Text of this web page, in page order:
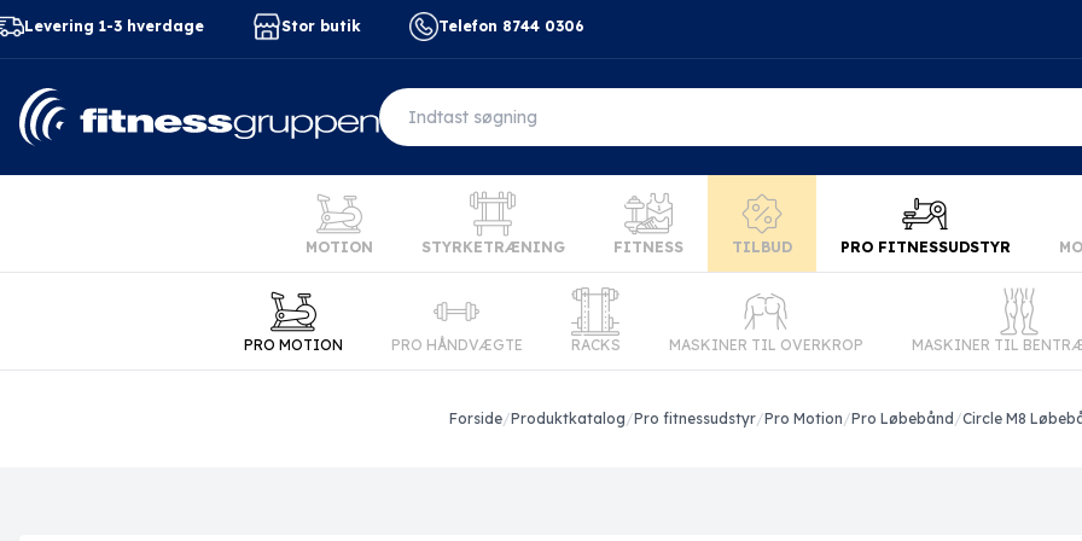
Levering 1-3 hverdage Stor butik Telefon 8744 0306
MOTION STYRKETRÆNING FITNESS TILBUD PRO FITNESSUDSTYR
PRO MOTION PRO HÅNDVÆGTE RACKS MASKINER TIL OVERKROP MASKINER TIL
Forside/Produktkatalog/Pro fitnessudstyr/Pro Motion/Pro Løbebånd /Circle M8